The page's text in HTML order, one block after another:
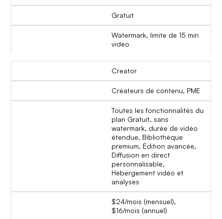
Gratuit
Watermark, limite de 15 min
vidéo
Creator
Créateurs de contenu, PME
Toutes les fonctionnalités du
plan Gratuit, sans
watermark, durée de vidéo
étendue, Bibliothèque
premium, Édition avancée,
Diffusion en direct
personnalisable,
Hébergement vidéo et
analyses
$24/mois (mensuel),
$16/mois (annuel)